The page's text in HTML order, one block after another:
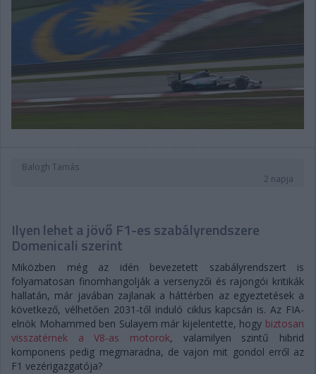
Balogh Tamás
2 napja
Ilyen lehet a jövő F1-es szabályrendszere
Domenicali szerint
Miközben még az idén bevezetett szabályrendszert is
folyamatosan finomhangolják a versenyzői és rajongói kritikák
hallatán, már javában zajlanak a háttérben az egyeztetések a
következő, vélhetően 2031-től induló ciklus kapcsán is. Az FIA-
elnök Mohammed ben Sulayem már kijelentette, hogy biztosan
visszatérnek a V8-as motorok, valamilyen szintű hibrid
komponens pedig megmaradna, de vajon mit gondol erről az
F1 vezérigazgatója?